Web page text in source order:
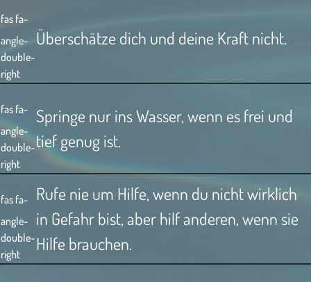
fas fa-
angle-
double-
right
Überschätze dich und deine Kraft nicht.
fas fa-
angle-
double-
right
Springe nur ins Wasser, wenn es frei und
tief genug ist.
fas fa-
angle-
double-
right
Rufe nie um Hilfe, wenn du nicht wirklich
in Gefahr bist, aber hilf anderen, wenn sie
Hilfe brauchen.